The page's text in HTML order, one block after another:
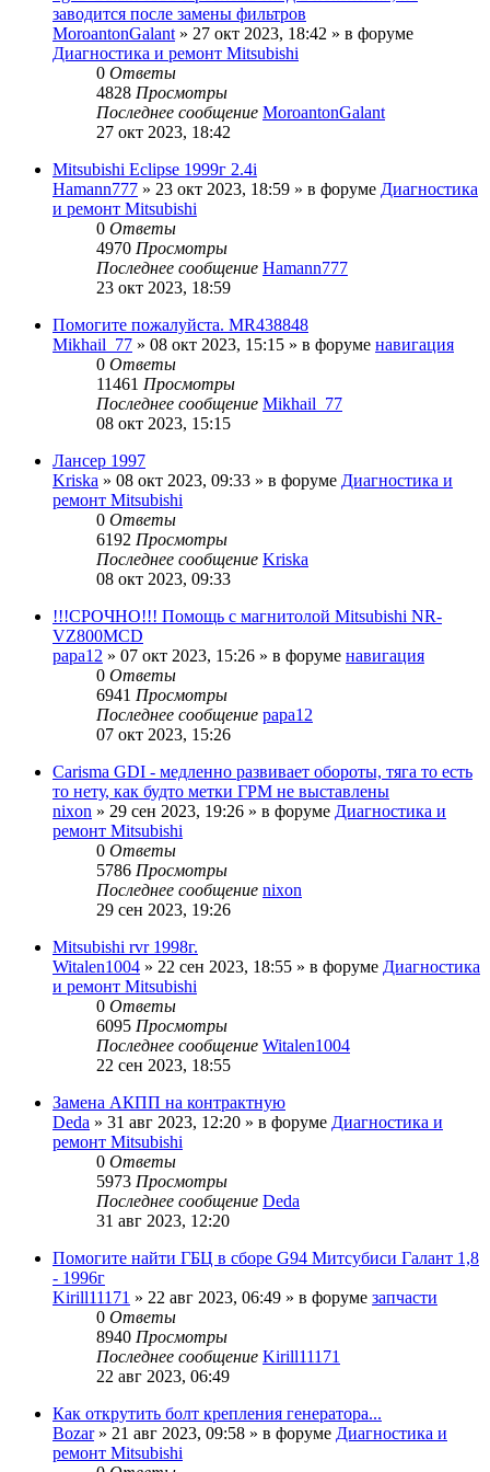
заводится после замены фильтров
MoroantonGalant » 27 окт 2023, 18:42 » в форуме
Диагностика и ремонт Mitsubishi
0 Ответы
4828 Просмотры
Последнее сообщение MoroantonGalant
27 окт 2023, 18:42
Mitsubishi Eclipse 1999г 2.4i
Hamann777 » 23 окт 2023, 18:59 » в форуме Диагностика
и ремонт Mitsubishi
0 Ответы
4970 Просмотры
Последнее сообщение Hamann777
23 окт 2023, 18:59
Помогите пожалуйста. MR438848
Mikhail_77 » 08 окт 2023, 15:15 » в форуме навигация
0 Ответы
11461 Просмотры
Последнее сообщение Mikhail_77
08 окт 2023, 15:15
Лансер 1997
Kriska » 08 окт 2023, 09:33 » в форуме Диагностика и
ремонт Mitsubishi
0 Ответы
6192 Просмотры
Последнее сообщение Kriska
08 окт 2023, 09:33
!!!СРОЧНО!!! Помощь с магнитолой Mitsubishi NR-
VZ800MCD
papa12 » 07 окт 2023, 15:26 » в форуме навигация
0 Ответы
6941 Просмотры
Последнее сообщение papa12
07 окт 2023, 15:26
Carisma GDI - медленно развивает обороты, тяга то есть
то нету, как будто метки ГРМ не выставлены
nixon » 29 сен 2023, 19:26 » в форуме Диагностика и
ремонт Mitsubishi
0 Ответы
5786 Просмотры
Последнее сообщение nixon
29 сен 2023, 19:26
Mitsubishi rvr 1998г.
Witalen1004 » 22 сен 2023, 18:55 » в форуме Диагностика
и ремонт Mitsubishi
0 Ответы
6095 Просмотры
Последнее сообщение Witalen1004
22 сен 2023, 18:55
Замена АКПП на контрактную
Deda » 31 авг 2023, 12:20 » в форуме Диагностика и
ремонт Mitsubishi
0 Ответы
5973 Просмотры
Последнее сообщение Deda
31 авг 2023, 12:20
Помогите найти ГБЦ в сборе G94 Митсубиси Галант 1,8
- 1996г
Kirill11171 » 22 авг 2023, 06:49 » в форуме запчасти
0 Ответы
8940 Просмотры
Последнее сообщение Kirill11171
22 авг 2023, 06:49
Как открутить болт крепления генератора...
Bozar» 21 авг 2023, 09:58 » в форуме Диагностика и
ремонт Mitsubishi